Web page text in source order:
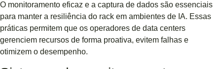
O monitoramento eficaz e a captura de dados são essenciais
para manter a resiliência do rack em ambientes de IA. Essas
práticas permitem que os operadores de data centers
gerenciem recursos de forma proativa, evitem falhas e
otimizem o desempenho.